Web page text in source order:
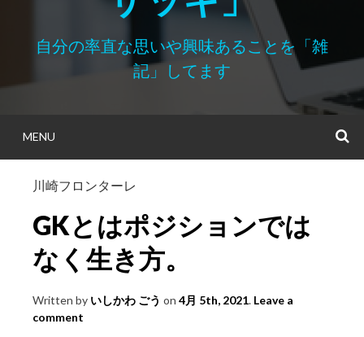
自分の率直な思いや興味あることを「雑
記」してます
MENU
川崎フロンターレ
GKとはポジションでは
なく生き方。
Written by いしかわ ごう on 4月 5th, 2021. Leave a
comment